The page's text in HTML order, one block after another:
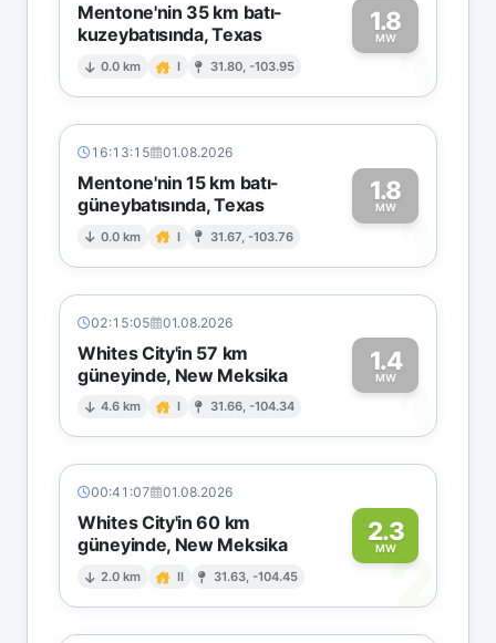
Mentone'nin 35 km batı-
kuzeybatısında, Texas
0.0 km I 31.80, -103.95
1.8
MW1
16:13:15 01.08.2026
Mentone'nin 15 km batı-
güneybatısında, Texas
0.0 km I 31.67, -103.76
1.8
MW1
02:15:05 01.08.2026
Whites City'in 57 km
güneyinde, New Meksika
4.6 km I 31.66, -104.34
1.4
MW1
00:41:07 01.08.2026
Whites City'in 60 km
güneyinde, New Meksika
2.0 km II 31.63, -104.45
2.3
MW2